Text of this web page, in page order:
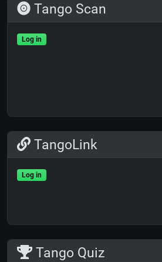
Tango Scan
Log in
TangoLink
Log in
Tango Quiz